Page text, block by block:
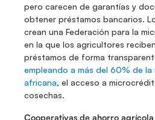
pero carecen de garantías y
obtener préstamos bancarios.
crean una Federación para la
en la que los agricultores
préstamos de forma
empleando a más del 60% de la
africana, el acceso a
cosechas.
Cooperativas de ahorro